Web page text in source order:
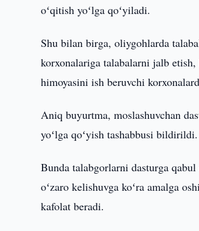
oʻqitish yoʻlga qoʻyiladi.
Shu bilan birga, oliygohlarda
korxonalariga talabalarni jalb
himoyasini ish beruvchi
Aniq buyurtma, moslashuvchan
yoʻlga qoʻyish tashabbusi bildirildi.
Bunda talabgorlarni dasturga
oʻzaro kelishuvga koʻra amalga
kafolat beradi.